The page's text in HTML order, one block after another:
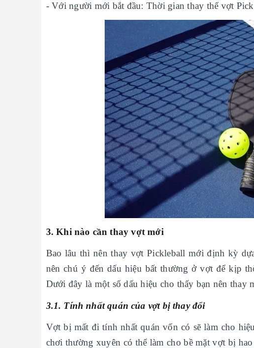
- Với người mới bắt đầu: Thời gian thay thế vợt
3. Khi nào cần thay vợt mới
Bao lâu thì nên thay vợt Pickleball mới định kỳ
nên chú ý đến dấu hiệu bất thường ở vợt để kịp
Dưới đây là một số dấu hiệu cho thấy bạn nên thay
3.1. Tính nhất quán của vợt bị thay đổi
Vợt bị mất đi tính nhất quán vốn có sẽ làm cho
chơi thường xuyên có thể làm cho bề mặt vợt bị